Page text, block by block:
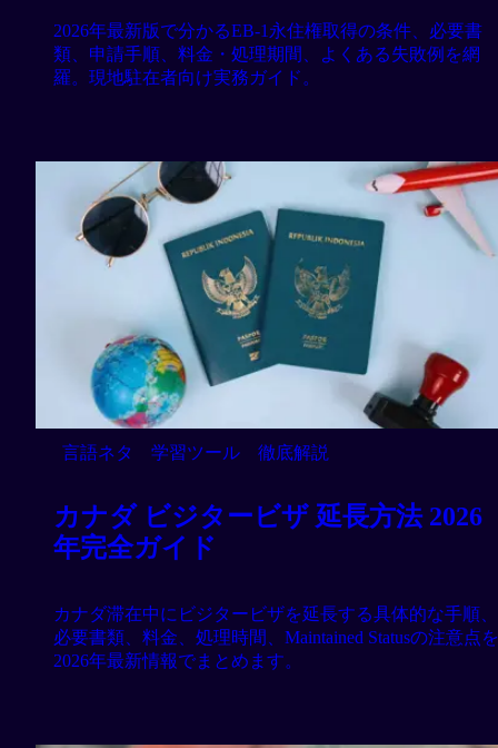
2026年最新版で分かるEB-1永住権取得の条件、必要書
類、申請手順、料金・処理期間、よくある失敗例を網
羅。現地駐在者向け実務ガイド。
言語ネタ 学習ツール 徹底解説
カナダ ビジタービザ 延長方法 2026
年完全ガイド
カナダ滞在中にビジタービザを延長する具体的な手順、
必要書類、料金、処理時間、Maintained Statusの注意点を
2026年最新情報でまとめます。